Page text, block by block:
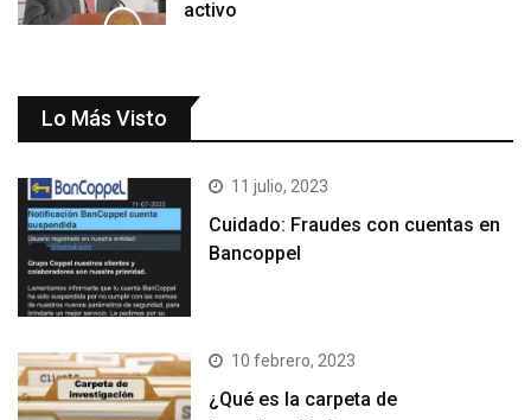
activo
Lo Más Visto
11 julio, 2023
Cuidado: Fraudes con cuentas en
Bancoppel
10 febrero, 2023
¿Qué es la carpeta de